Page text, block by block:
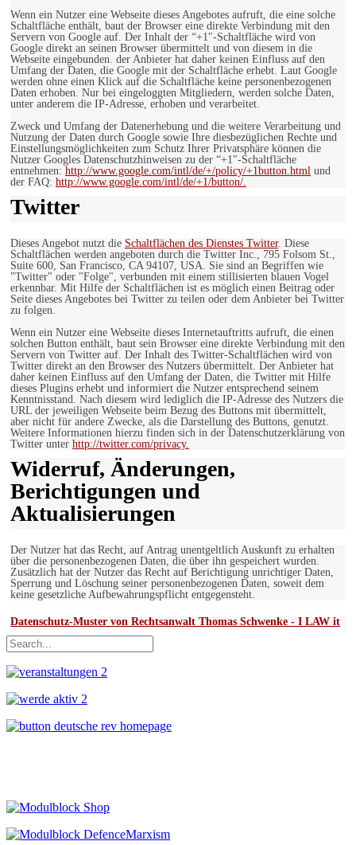
Wenn ein Nutzer eine Webseite dieses Angebotes aufruft, die eine solche
Schaltfläche enthält, baut der Browser eine direkte Verbindung mit den
Servern von Google auf. Der Inhalt der “+1″-Schaltfläche wird von
Google direkt an seinen Browser übermittelt und von diesem in die
Webseite eingebunden. der Anbieter hat daher keinen Einfluss auf den
Umfang der Daten, die Google mit der Schaltfläche erhebt. Laut Google
werden ohne einen Klick auf die Schaltfläche keine personenbezogenen
Daten erhoben. Nur bei eingeloggten Mitgliedern, werden solche Daten,
unter anderem die IP-Adresse, erhoben und verarbeitet.
Zweck und Umfang der Datenerhebung und die weitere Verarbeitung und
Nutzung der Daten durch Google sowie Ihre diesbezüglichen Rechte und
Einstellungsmöglichkeiten zum Schutz Ihrer Privatsphäre können die
Nutzer Googles Datenschutzhinweisen zu der “+1″-Schaltfläche
entnehmen: http://www.google.com/intl/de/+/policy/+1button.html und
der FAQ: http://www.google.com/intl/de/+1/button/.
Twitter
Dieses Angebot nutzt die Schaltflächen des Dienstes Twitter. Diese
Schaltflächen werden angeboten durch die Twitter Inc., 795 Folsom St.,
Suite 600, San Francisco, CA 94107, USA. Sie sind an Begriffen wie
"Twitter" oder "Folge", verbunden mit einem stillisierten blauen Vogel
erkennbar. Mit Hilfe der Schaltflächen ist es möglich einen Beitrag oder
Seite dieses Angebotes bei Twitter zu teilen oder dem Anbieter bei Twitter
zu folgen.
Wenn ein Nutzer eine Webseite dieses Internetauftritts aufruft, die einen
solchen Button enthält, baut sein Browser eine direkte Verbindung mit den
Servern von Twitter auf. Der Inhalt des Twitter-Schaltflächen wird von
Twitter direkt an den Browser des Nutzers übermittelt. Der Anbieter hat
daher keinen Einfluss auf den Umfang der Daten, die Twitter mit Hilfe
dieses Plugins erhebt und informiert die Nutzer entsprechend seinem
Kenntnisstand. Nach diesem wird lediglich die IP-Adresse des Nutzers die
URL der jeweiligen Webseite beim Bezug des Buttons mit übermittelt,
aber nicht für andere Zwecke, als die Darstellung des Buttons, genutzt.
Weitere Informationen hierzu finden sich in der Datenschutzerklärung von
Twitter unter http://twitter.com/privacy.
Widerruf, Änderungen,
Berichtigungen und
Aktualisierungen
Der Nutzer hat das Recht, auf Antrag unentgeltlich Auskunft zu erhalten
über die personenbezogenen Daten, die über ihn gespeichert wurden.
Zusätzlich hat der Nutzer das Recht auf Berichtigung unrichtiger Daten,
Sperrung und Löschung seiner personenbezogenen Daten, soweit dem
keine gesetzliche Aufbewahrungspflicht entgegensteht.
Datenschutz-Muster von Rechtsanwalt Thomas Schwenke - I LAW it